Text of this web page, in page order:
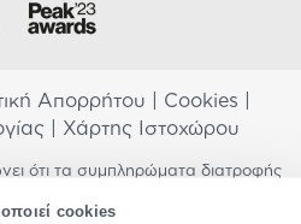
cookies
Απορρήτου Cookies
| Χάρτης Ιστοχώρου
ότι τα συμπληρώματα διατροφής
αγωγή ή θεραπεία ανθρώπινης